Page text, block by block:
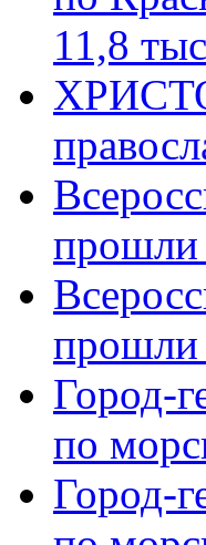
11,8
прошли
прошли
Город-
по
Город-